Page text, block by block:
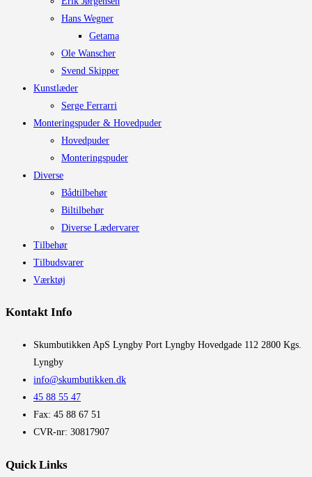
Hans Wegner
Getama
Ole Wanscher
Svend Skipper
Kunstlæder
Serge Ferrarri
Monteringspuder & Hovedpuder
Hovedpuder
Monteringspuder
Diverse
Bådtilbehør
Biltilbehør
Diverse Lædervarer
Tilbehør
Tilbudsvarer
Værktøj
Kontakt Info
​Skumbutikken ApS Lyngby Port Lyngby Hovedgade 112 2800 Kgs.
Lyngby
info@skumbutikken.dk
45 88 55 47
Fax: 45 88 67 51
CVR-nr: 30817907
Quick Links